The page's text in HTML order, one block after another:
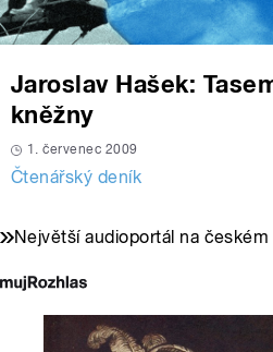
Jaroslav Hašek:
kněžny
1. červenec 2009
Čtenářský deník
Největší audioportál na